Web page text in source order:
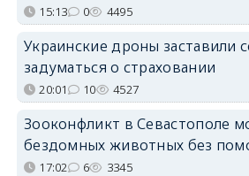
15:13 0 4495
Украинские дроны заставили
задуматься о страховании
20:01 10 4527
Зооконфликт в Севастополе
бездомных животных без
17:02 6 3345